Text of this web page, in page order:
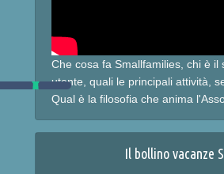
Che cosa fa Smallfamilies, chi è il
utente, quali le principali attività,
Qual è la filosofia che anima
Il bollino vacanze